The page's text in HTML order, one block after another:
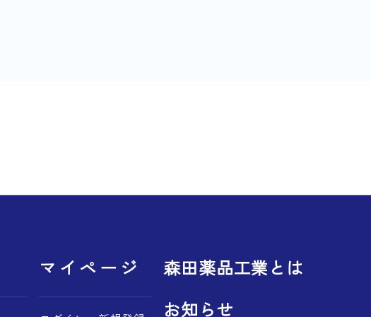
マイページ
森田薬品工業とは
お知らせ